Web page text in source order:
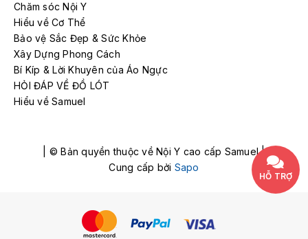
Chăm sóc Nội Y
Hiểu về Cơ Thể
Bảo vệ Sắc Đẹp & Sức Khỏe
Xây Dựng Phong Cách
Bí Kíp & Lời Khuyên của Áo Ngực
HỎI ĐÁP VỀ ĐỒ LÓT
Hiểu về Samuel
| © Bản quyền thuộc về Nội Y cao cấp Samuel |
Cung cấp bởi Sapo
HỖ TRỢ